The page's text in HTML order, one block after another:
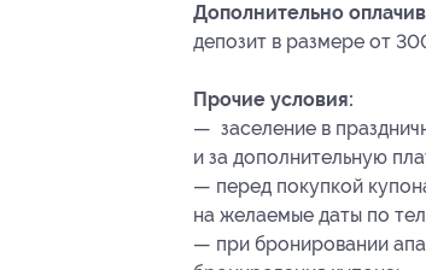
Дополнительно
депозит в размере от
Прочие условия:
— заселение в
и за дополнительную
— перед покупкой
на желаемые даты по
— при бронировании